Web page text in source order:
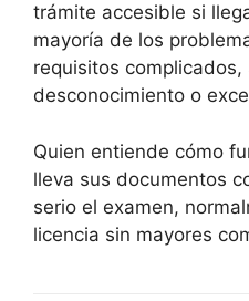
trámite accesible si
mayoría de los
requisitos complicados,
desconocimiento o
Quien entiende cómo
lleva sus documentos
serio el examen,
licencia sin mayores